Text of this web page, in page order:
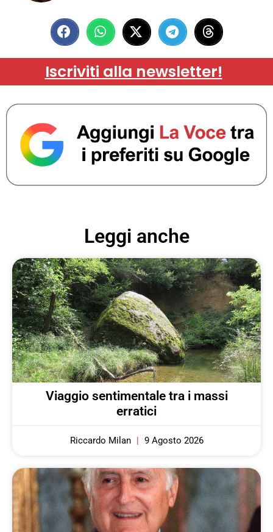
Iscriviti alla newsletter!
Leggi anche
Viaggio sentimentale tra i massi
erratici
Riccardo Milan 9 Agosto 2026